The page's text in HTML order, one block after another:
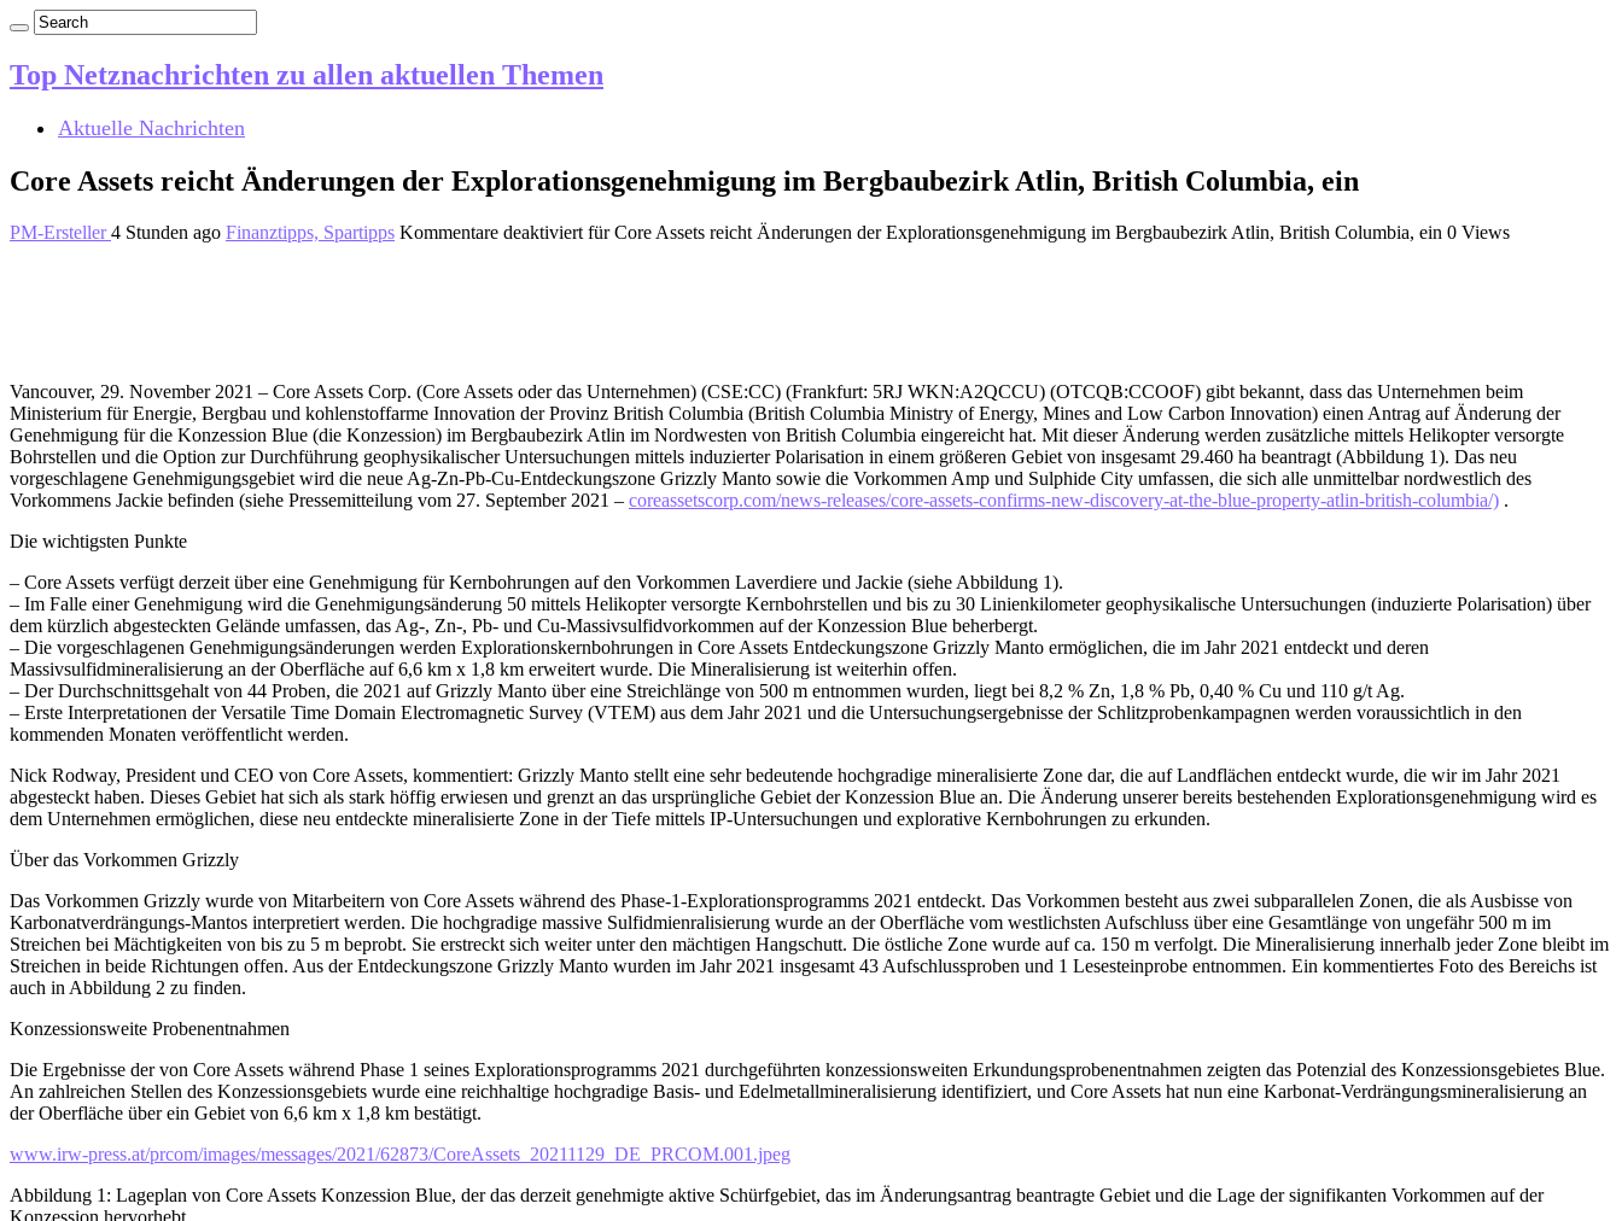
Top Netznachrichten zu allen aktuellen Themen
Aktuelle Nachrichten
Core Assets reicht Änderungen der Explorationsgenehmigung im Bergbaubezirk Atlin, British Columbia, ein
PM-Ersteller4 Stunden ago Finanztipps, Spartipps Kommentare deaktiviert für Core Assets reicht Änderungen der Explorationsgenehmigung im Bergbaubezirk Atlin, British Columbia, ein 0 Views
Vancouver, 29. November 2021 – Core Assets Corp. (Core Assets oder das Unternehmen) (CSE:CC) (Frankfurt: 5RJ WKN:A2QCCU) (OTCQB:CCOOF) gibt bekannt, dass das Unternehmen beim
Ministerium für Energie, Bergbau und kohlenstoffarme Innovation der Provinz British Columbia (British Columbia Ministry of Energy, Mines and Low Carbon Innovation) einen Antrag auf Änderung der
Genehmigung für die Konzession Blue (die Konzession) im Bergbaubezirk Atlin im Nordwesten von British Columbia eingereicht hat. Mit dieser Änderung werden zusätzliche mittels Helikopter versorgte
Bohrstellen und die Option zur Durchführung geophysikalischer Untersuchungen mittels induzierter Polarisation in einem größeren Gebiet von insgesamt 29.460 ha beantragt (Abbildung 1). Das neu
vorgeschlagene Genehmigungsgebiet wird die neue Ag-Zn-Pb-Cu-Entdeckungszone Grizzly Manto sowie die Vorkommen Amp und Sulphide City umfassen, die sich alle unmittelbar nordwestlich des
Vorkommens Jackie befinden (siehe Pressemitteilung vom 27. September 2021 – coreassetscorp.com/news-releases/core-assets-confirms-new-discovery-at-the-blue-property-atlin-british-columbia/) .
Die wichtigsten Punkte
– Core Assets verfügt derzeit über eine Genehmigung für Kernbohrungen auf den Vorkommen Laverdiere und Jackie (siehe Abbildung 1).
– Im Falle einer Genehmigung wird die Genehmigungsänderung 50 mittels Helikopter versorgte Kernbohrstellen und bis zu 30 Linienkilometer geophysikalische Untersuchungen (induzierte Polarisation) über
dem kürzlich abgesteckten Gelände umfassen, das Ag-, Zn-, Pb- und Cu-Massivsulfidvorkommen auf der Konzession Blue beherbergt.
– Die vorgeschlagenen Genehmigungsänderungen werden Explorationskernbohrungen in Core Assets Entdeckungszone Grizzly Manto ermöglichen, die im Jahr 2021 entdeckt und deren
Massivsulfidmineralisierung an der Oberfläche auf 6,6 km x 1,8 km erweitert wurde. Die Mineralisierung ist weiterhin offen.
– Der Durchschnittsgehalt von 44 Proben, die 2021 auf Grizzly Manto über eine Streichlänge von 500 m entnommen wurden, liegt bei 8,2 % Zn, 1,8 % Pb, 0,40 % Cu und 110 g/t Ag.
– Erste Interpretationen der Versatile Time Domain Electromagnetic Survey (VTEM) aus dem Jahr 2021 und die Untersuchungsergebnisse der Schlitzprobenkampagnen werden voraussichtlich in den
kommenden Monaten veröffentlicht werden.
Nick Rodway, President und CEO von Core Assets, kommentiert: Grizzly Manto stellt eine sehr bedeutende hochgradige mineralisierte Zone dar, die auf Landflächen entdeckt wurde, die wir im Jahr 2021
abgesteckt haben. Dieses Gebiet hat sich als stark höffig erwiesen und grenzt an das ursprüngliche Gebiet der Konzession Blue an. Die Änderung unserer bereits bestehenden Explorationsgenehmigung wird es
dem Unternehmen ermöglichen, diese neu entdeckte mineralisierte Zone in der Tiefe mittels IP-Untersuchungen und explorative Kernbohrungen zu erkunden.
Über das Vorkommen Grizzly
Das Vorkommen Grizzly wurde von Mitarbeitern von Core Assets während des Phase-1-Explorationsprogramms 2021 entdeckt. Das Vorkommen besteht aus zwei subparallelen Zonen, die als Ausbisse von
Karbonatverdrängungs-Mantos interpretiert werden. Die hochgradige massive Sulfidmienralisierung wurde an der Oberfläche vom westlichsten Aufschluss über eine Gesamtlänge von ungefähr 500 m im
Streichen bei Mächtigkeiten von bis zu 5 m beprobt. Sie erstreckt sich weiter unter den mächtigen Hangschutt. Die östliche Zone wurde auf ca. 150 m verfolgt. Die Mineralisierung innerhalb jeder Zone bleibt im
Streichen in beide Richtungen offen. Aus der Entdeckungszone Grizzly Manto wurden im Jahr 2021 insgesamt 43 Aufschlussproben und 1 Lesesteinprobe entnommen. Ein kommentiertes Foto des Bereichs ist
auch in Abbildung 2 zu finden.
Konzessionsweite Probenentnahmen
Die Ergebnisse der von Core Assets während Phase 1 seines Explorationsprogramms 2021 durchgeführten konzessionsweiten Erkundungsprobenentnahmen zeigten das Potenzial des Konzessionsgebietes Blue.
An zahlreichen Stellen des Konzessionsgebiets wurde eine reichhaltige hochgradige Basis- und Edelmetallmineralisierung identifiziert, und Core Assets hat nun eine Karbonat-Verdrängungsmineralisierung an
der Oberfläche über ein Gebiet von 6,6 km x 1,8 km bestätigt.
www.irw-press.at/prcom/images/messages/2021/62873/CoreAssets_20211129_DE_PRCOM.001.jpeg
Abbildung 1: Lageplan von Core Assets Konzession Blue, der das derzeit genehmigte aktive Schürfgebiet, das im Änderungsantrag beantragte Gebiet und die Lage der signifikanten Vorkommen auf der
Konzession hervorhebt.